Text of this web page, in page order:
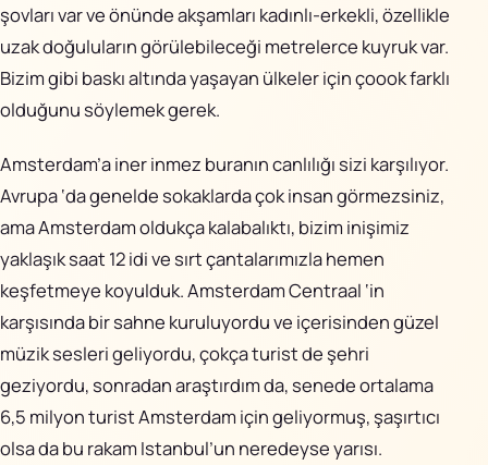
şovları var ve önünde akşamları kadınlı-erkekli, özellikle
uzak doğuluların görülebileceği metrelerce kuyruk var.
Bizim gibi baskı altında yaşayan ülkeler için çoook farklı
olduğunu söylemek gerek.
Amsterdam’a iner inmez buranın canlılığı sizi karşılıyor.
Avrupa ‘da genelde sokaklarda çok insan görmezsiniz,
ama Amsterdam oldukça kalabalıktı, bizim inişimiz
yaklaşık saat 12 idi ve sırt çantalarımızla hemen
keşfetmeye koyulduk. Amsterdam Centraal ‘in
karşısında bir sahne kuruluyordu ve içerisinden güzel
müzik sesleri geliyordu, çokça turist de şehri
geziyordu, sonradan araştırdım da, senede ortalama
6,5 milyon turist Amsterdam için geliyormuş, şaşırtıcı
olsa da bu rakam Istanbul’un neredeyse yarısı.